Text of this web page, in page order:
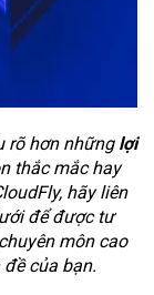
rõ hơn những lợi
thắc mắc hay
hãy liên
để được tư
môn cao
của bạn.